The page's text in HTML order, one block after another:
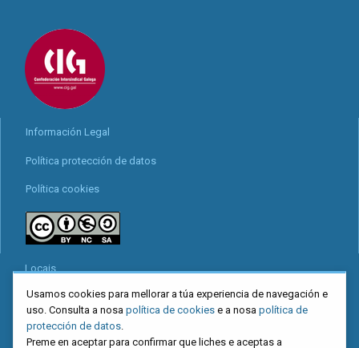
Información Legal
Política protección de datos
Política cookies
Locais
Mapa web
Redes sociais
Usamos cookies para mellorar a túa experiencia de navegación e
uso. Consulta a nosa política de cookies e a nosa política de
protección de datos
Preme en aceptar para confirmar que liches e aceptas a